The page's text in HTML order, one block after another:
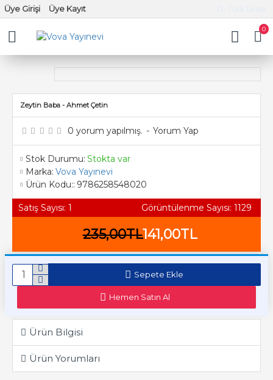
Üye Girişi Üye Kayıt
0
Zeytin Baba - Ahmet Çetin
Stok Durumu: Stokta var
Marka: Vova Yayınevi
Ürün Kodu:: 9786258548020
Satış Sayısı: 1 Görüntülenme Sayısı: 1129
0 yorum yapılmış. - Yorum Yap
141,00TL
235,00TL
Sepete Ekle
Hemen Satın Al
Ürün Bilgisi
Ürün Yorumları